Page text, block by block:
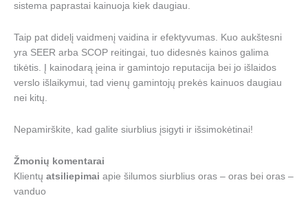
sistema paprastai kainuoja kiek daugiau.
Taip pat didelį vaidmenį vaidina ir efektyvumas. Kuo aukštesni
yra SEER arba SCOP reitingai, tuo didesnės kainos galima
tikėtis. Į kainodarą įeina ir gamintojo reputacija bei jo išlaidos
verslo išlaikymui, tad vienų gamintojų prekės kainuos daugiau
nei kitų.
Nepamirškite, kad galite siurblius įsigyti ir išsimokėtinai!
Žmonių komentarai
Klientų atsiliepimai apie šilumos siurblius oras – oras bei oras –
vanduo